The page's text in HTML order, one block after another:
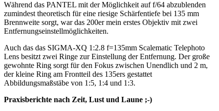
Während das PANTEL mit der Möglichkeit auf f/64 abzublenden
zumindest theoretisch für eine riesige Schärfentiefe bei 135 mm
Brennweite sorgt, war das 200er mein erstes Objektiv mit zwei
Entfernungseinstellmöglichkeiten.
Auch das das SIGMA-XQ 1:2.8 f=135mm Scalematic Telephoto
Lens besitzt zwei Ringe zur Einstellung der Entfernung. Der große
gewohnte Ring sorgt für den Fokus zwischen Unendlich und 2 m,
der kleine Ring am Frontteil des 135ers gestattet
Abbildungsmaßstäbe von 1:5, 1:4 und 1:3.
Praxisberichte nach Zeit, Lust und Laune ;-)